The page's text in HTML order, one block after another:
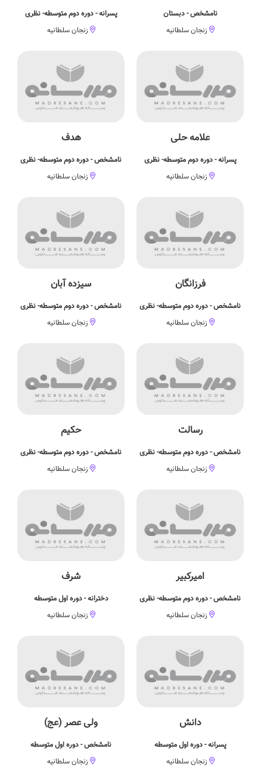
نامشخص - دبستان
زنجان سلطانیه
پسرانه - دوره دوم متوسطه- نظری
زنجان سلطانیه
علامه حلی
پسرانه - دوره دوم متوسطه- نظری
زنجان سلطانیه
هدف
نامشخص - دوره دوم متوسطه- نظری
زنجان سلطانیه
فرزانگان
نامشخص - دوره دوم متوسطه- نظری
زنجان سلطانیه
سیزده آبان
نامشخص - دوره دوم متوسطه- نظری
زنجان سلطانیه
رسالت
نامشخص - دوره دوم متوسطه- نظری
زنجان سلطانیه
حکیم
نامشخص - دوره دوم متوسطه- نظری
زنجان سلطانیه
امیرکبیر
نامشخص - دوره دوم متوسطه- نظری
زنجان سلطانیه
شرف
دخترانه - دوره اول متوسطه
زنجان سلطانیه
دانش
پسرانه - دوره اول متوسطه
زنجان سلطانیه
ولی عصر (عج)
نامشخص - دوره اول متوسطه
زنجان سلطانیه